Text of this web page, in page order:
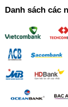
Danh sách các